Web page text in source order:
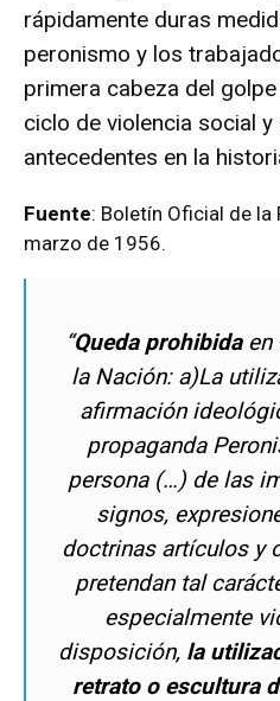
rápidamente duras
peronismo y los
primera cabeza del golpe
ciclo de violencia social
antecedentes en la
Fuente: Boletín Oficial de la
marzo de 1956.
“Queda prohibida en
la Nación: a)La
afirmación
propaganda
persona (…) de las
signos,
doctrinas artículos y
pretendan tal
especialmente
disposición, la
retrato o escultura